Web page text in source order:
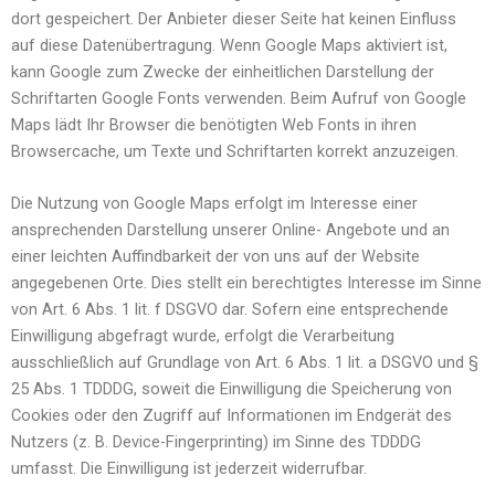
dort gespeichert. Der Anbieter dieser Seite hat keinen Einfluss
auf diese Datenübertragung. Wenn Google Maps aktiviert ist,
kann Google zum Zwecke der einheitlichen Darstellung der
Schriftarten Google Fonts verwenden. Beim Aufruf von Google
Maps lädt Ihr Browser die benötigten Web Fonts in ihren
Browsercache, um Texte und Schriftarten korrekt anzuzeigen.
Die Nutzung von Google Maps erfolgt im Interesse einer
ansprechenden Darstellung unserer Online- Angebote und an
einer leichten Auffindbarkeit der von uns auf der Website
angegebenen Orte. Dies stellt ein berechtigtes Interesse im Sinne
von Art. 6 Abs. 1 lit. f DSGVO dar. Sofern eine entsprechende
Einwilligung abgefragt wurde, erfolgt die Verarbeitung
ausschließlich auf Grundlage von Art. 6 Abs. 1 lit. a DSGVO und §
25 Abs. 1 TDDDG, soweit die Einwilligung die Speicherung von
Cookies oder den Zugriff auf Informationen im Endgerät des
Nutzers (z. B. Device-Fingerprinting) im Sinne des TDDDG
umfasst. Die Einwilligung ist jederzeit widerrufbar.